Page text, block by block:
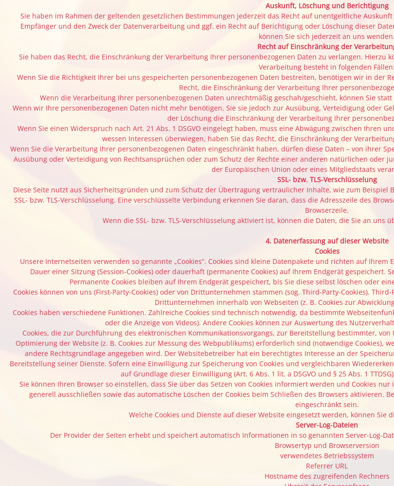
Auskunft, Löschung und Berichtigung
Sie haben im Rahmen der geltenden gesetzlichen Bestimmungen jederzeit das Recht auf unentgeltliche
Empfänger und den Zweck der Datenverarbeitung und ggf. ein Recht auf Berichtigung oder Löschung dieser
können Sie sich jederzeit an uns wenden.
Recht auf Einschränkung der
Sie haben das Recht, die Einschränkung der Verarbeitung Ihrer personenbezogenen Daten zu verlangen. Hierzu
Verarbeitung besteht in folgenden Fällen:
Wenn Sie die Richtigkeit Ihrer bei uns gespeicherten personenbezogenen Daten bestreiten, benötigen wir in der
Recht, die Einschränkung der Verarbeitung Ihrer
Wenn die Verarbeitung Ihrer personenbezogenen Daten unrechtmäßig geschah/geschieht, können Sie
Wenn wir Ihre personenbezogenen Daten nicht mehr benötigen, Sie sie jedoch zur Ausübung, Verteidigung oder
der Löschung die Einschränkung der Verarbeitung Ihrer
Wenn Sie einen Widerspruch nach Art. 21 Abs. 1 DSGVO eingelegt haben, muss eine Abwägung zwischen Ihren
wessen Interessen überwiegen, haben Sie das Recht, die Einschränkung der
Wenn Sie die Verarbeitung Ihrer personenbezogenen Daten eingeschränkt haben, dürfen diese Daten – von ihrer
Ausübung oder Verteidigung von Rechtsansprüchen oder zum Schutz der Rechte einer anderen natürlichen oder
der Europäischen Union oder eines Mitgliedstaats
SSL- bzw. TLS-Verschlüsselung
Diese Seite nutzt aus Sicherheitsgründen und zum Schutz der Übertragung vertraulicher Inhalte, wie zum
SSL- bzw. TLS-Verschlüsselung. Eine verschlüsselte Verbindung erkennen Sie daran, dass die Adresszeile des
Browserzeile.
Wenn die SSL- bzw. TLS-Verschlüsselung aktiviert ist, können die Daten, die Sie an
4. Datenerfassung auf dieser Website
Cookies
Unsere Internetseiten verwenden so genannte „Cookies“. Cookies sind kleine Datenpakete und richten auf
Dauer einer Sitzung (Session-Cookies) oder dauerhaft (permanente Cookies) auf Ihrem Endgerät gespeichert.
Permanente Cookies bleiben auf Ihrem Endgerät gespeichert, bis Sie diese selbst löschen oder
Cookies können von uns (First-Party-Cookies) oder von Drittunternehmen stammen (sog. Third-Party-Cookies).
Drittunternehmen innerhalb von Webseiten (z. B. Cookies zur
Cookies haben verschiedene Funktionen. Zahlreiche Cookies sind technisch notwendig, da bestimmte
oder die Anzeige von Videos). Andere Cookies können zur Auswertung des
Cookies, die zur Durchführung des elektronischen Kommunikationsvorgangs, zur Bereitstellung bestimmter,
Optimierung der Website (z. B. Cookies zur Messung des Webpublikums) erforderlich sind (notwendige Cookies),
andere Rechtsgrundlage angegeben wird. Der Websitebetreiber hat ein berechtigtes Interesse an der
Bereitstellung seiner Dienste. Sofern eine Einwilligung zur Speicherung von Cookies und vergleichbaren
auf Grundlage dieser Einwilligung (Art. 6 Abs. 1 lit. a DSGVO und § 25 Abs. 1
Sie können Ihren Browser so einstellen, dass Sie über das Setzen von Cookies informiert werden und Cookies
generell ausschließen sowie das automatische Löschen der Cookies beim Schließen des Browsers aktivieren.
eingeschränkt sein.
Welche Cookies und Dienste auf dieser Website eingesetzt werden, können Sie
Server-Log-Dateien
Der Provider der Seiten erhebt und speichert automatisch Informationen in so genannten Server-Log-
Browsertyp und Browserversion
verwendetes Betriebssystem
Referrer URL
Hostname des zugreifenden Rechners